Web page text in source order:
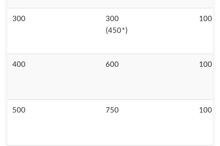
300
300
(450*)
100
400 600 100
500 750 100